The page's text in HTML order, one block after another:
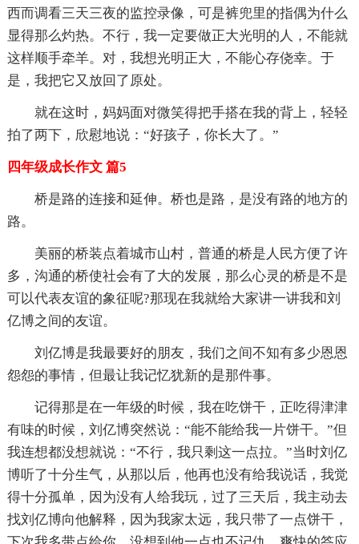
西而调看三天三夜的监控录像，可是裤兜里的指偶为什么
显得那么灼热。不行，我一定要做正大光明的人，不能就
这样顺手牵羊。对，我想光明正大，不能心存侥幸。于
是，我把它又放回了原处。
就在这时，妈妈面对微笑得把手搭在我的背上，轻轻
拍了两下，欣慰地说：“好孩子，你长大了。”
四年级成长作文 篇5
桥是路的连接和延伸。桥也是路，是没有路的地方的
路。
美丽的桥装点着城市山村，普通的桥是人民方便了许
多，沟通的桥使社会有了大的发展，那么心灵的桥是不是
可以代表友谊的象征呢?那现在我就给大家讲一讲我和刘
亿博之间的友谊。
刘亿博是我最要好的朋友，我们之间不知有多少恩恩
怨怨的事情，但最让我记忆犹新的是那件事。
记得那是在一年级的时候，我在吃饼干，正吃得津津
有味的时候，刘亿博突然说：“能不能给我一片饼干。”但
我连想都没想就说：“不行，我只剩这一点拉。”当时刘亿
博听了十分生气，从那以后，他再也没有给我说话，我觉
得十分孤单，因为没有人给我玩，过了三天后，我主动去
找刘亿博向他解释，因为我家太远，我只带了一点饼干，